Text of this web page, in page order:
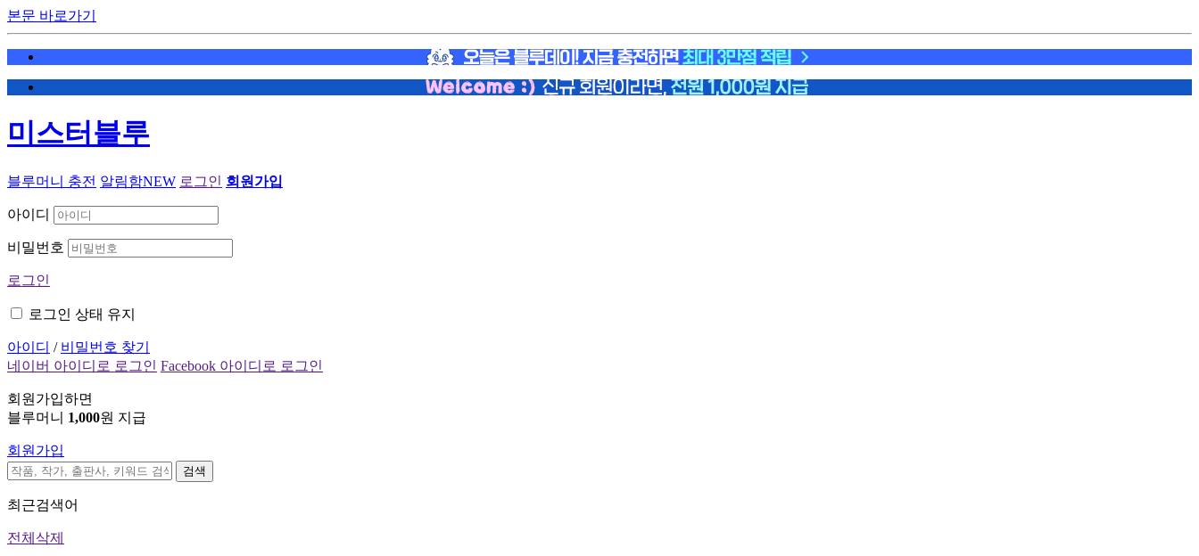
본문 바로가기
미스터블루
블루머니 충전 알림함NEW 로그인 회원가입
아이디
비밀번호
로그인
로그인 상태 유지
아이디 / 비밀번호 찾기
네이버 아이디로 로그인 Facebook 아이디로 로그인
회원가입하면
블루머니 1,000원 지급
회원가입
검색
최근검색어
전체삭제